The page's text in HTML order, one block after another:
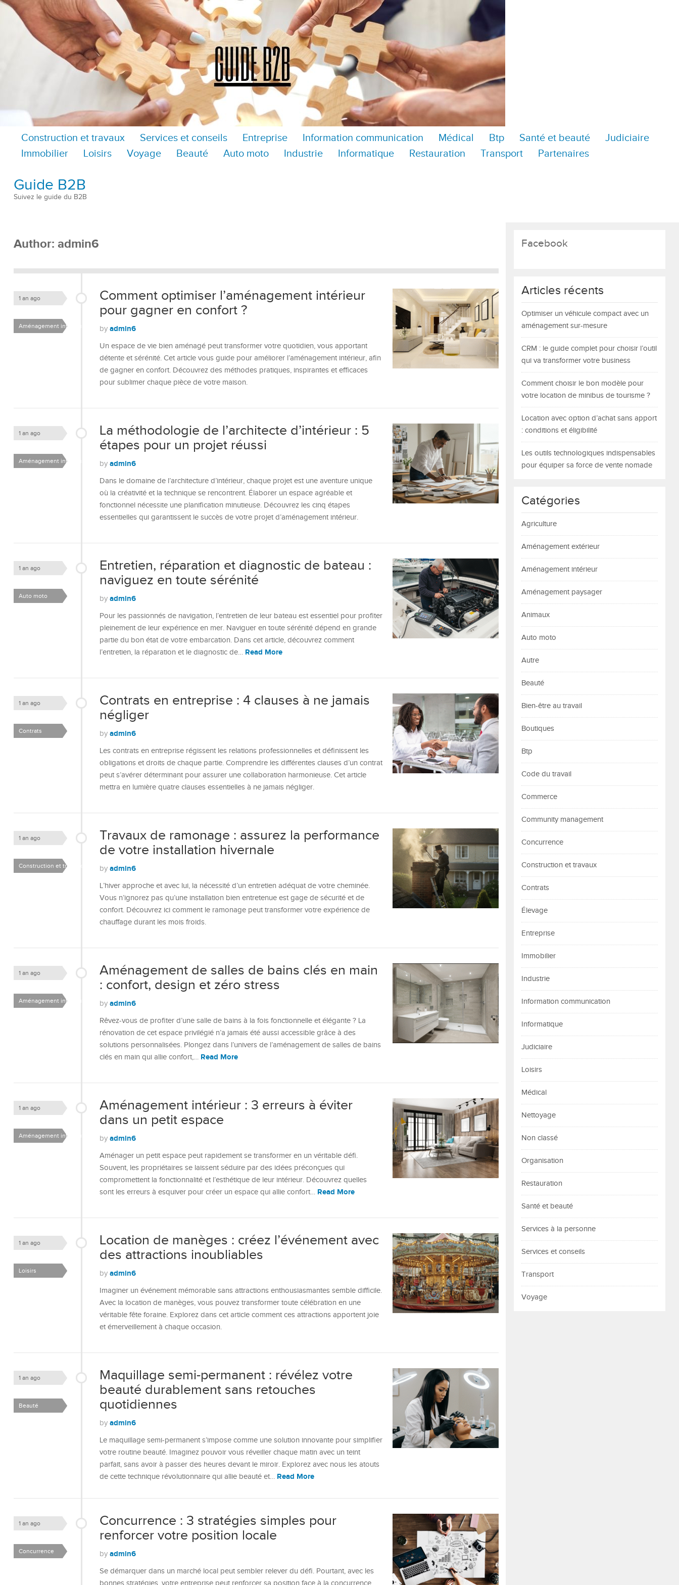
Construction et travaux Services et conseils Entreprise Information communication Médical Btp Santé et beauté
Judiciaire
Immobilier
Loisirs Voyage Beauté Auto moto Industrie Informatique Restauration Transport Partenaires
Guide B2B
Suivez le guide du B2B
Author: admin6
Comment optimiser l’aménagement intérieur
pour gagner en confort ?
1 an ago
by admin6
Aménagement intérieur
Un espace de vie bien aménagé peut transformer votre quotidien, vous apportant
détente et sérénité. Cet article vous guide pour améliorer l’aménagement intérieur, afin
de gagner en confort. Découvrez des méthodes pratiques, inspirantes et efficaces
pour sublimer chaque pièce de votre maison.
La méthodologie de l’architecte d’intérieur : 5
étapes pour un projet réussi
1 an ago
by admin6
Aménagement intérieur
Dans le domaine de l’architecture d’intérieur, chaque projet est une aventure unique
où la créativité et la technique se rencontrent. Élaborer un espace agréable et
fonctionnel nécessite une planification minutieuse. Découvrez les cinq étapes
essentielles qui garantissent le succès de votre projet d’aménagement intérieur.
Entretien, réparation et diagnostic de bateau :
naviguez en toute sérénité
1 an ago
by admin6
Auto moto
Pour les passionnés de navigation, l’entretien de leur bateau est essentiel pour profiter
pleinement de leur expérience en mer. Naviguer en toute sérénité dépend en grande
partie du bon état de votre embarcation. Dans cet article, découvrez comment
l’entretien, la réparation et le diagnostic de… Read More
Contrats en entreprise : 4 clauses à ne jamais
négliger
1 an ago
by admin6
Contrats
Les contrats en entreprise régissent les relations professionnelles et définissent les
obligations et droits de chaque partie. Comprendre les différentes clauses d’un contrat
peut s’avérer déterminant pour assurer une collaboration harmonieuse. Cet article
mettra en lumière quatre clauses essentielles à ne jamais négliger.
Travaux de ramonage : assurez la performance
de votre installation hivernale
1 an ago
by admin6
Construction et travaux
L’hiver approche et avec lui, la nécessité d’un entretien adéquat de votre cheminée.
Vous n’ignorez pas qu’une installation bien entretenue est gage de sécurité et de
confort. Découvrez ici comment le ramonage peut transformer votre expérience de
chauffage durant les mois froids.
Aménagement de salles de bains clés en main
: confort, design et zéro stress
1 an ago
by admin6
Aménagement intérieur
Rêvez-vous de profiter d’une salle de bains à la fois fonctionnelle et élégante ? La
rénovation de cet espace privilégié n’a jamais été aussi accessible grâce à des
solutions personnalisées. Plongez dans l’univers de l’aménagement de salles de bains
clés en main qui allie confort,… Read More
Aménagement intérieur : 3 erreurs à éviter
dans un petit espace
1 an ago
by admin6
Aménagement intérieur
Aménager un petit espace peut rapidement se transformer en un véritable défi.
Souvent, les propriétaires se laissent séduire par des idées préconçues qui
compromettent la fonctionnalité et l’esthétique de leur intérieur. Découvrez quelles
sont les erreurs à esquiver pour créer un espace qui allie confort… Read More
Location de manèges : créez l’événement avec
des attractions inoubliables
1 an ago
by admin6
Loisirs
Imaginer un événement mémorable sans attractions enthousiasmantes semble difficile.
Avec la location de manèges, vous pouvez transformer toute célébration en une
véritable fête foraine. Explorez dans cet article comment ces attractions apportent joie
et émerveillement à chaque occasion.
Maquillage semi-permanent : révélez votre
beauté durablement sans retouches
quotidiennes
1 an ago
by admin6
Beauté
Le maquillage semi-permanent s’impose comme une solution innovante pour simplifier
votre routine beauté. Imaginez pouvoir vous réveiller chaque matin avec un teint
parfait, sans avoir à passer des heures devant le miroir. Explorez avec nous les atouts
de cette technique révolutionnaire qui allie beauté et… Read More
Concurrence : 3 stratégies simples pour
renforcer votre position locale
1 an ago
by admin6
Concurrence
Se démarquer dans un marché local peut sembler relever du défi. Pourtant, avec les
bonnes stratégies, votre entreprise peut renforcer sa position face à la concurrence.
Facebook
Articles récents
Optimiser un véhicule compact avec un
aménagement sur-mesure
CRM : le guide complet pour choisir l’outil
qui va transformer votre business
Comment choisir le bon modèle pour
votre location de minibus de tourisme ?
Location avec option d’achat sans apport
: conditions et éligibilité
Les outils technologiques indispensables
pour équiper sa force de vente nomade
Catégories
Agriculture
Aménagement extérieur
Aménagement intérieur
Aménagement paysager
Animaux
Auto moto
Autre
Beauté
Bien-être au travail
Boutiques
Btp
Code du travail
Commerce
Community management
Concurrence
Construction et travaux
Contrats
Élevage
Entreprise
Immobilier
Industrie
Information communication
Informatique
Judiciaire
Loisirs
Médical
Nettoyage
Non classé
Organisation
Restauration
Santé et beauté
Services à la personne
Services et conseils
Transport
Voyage